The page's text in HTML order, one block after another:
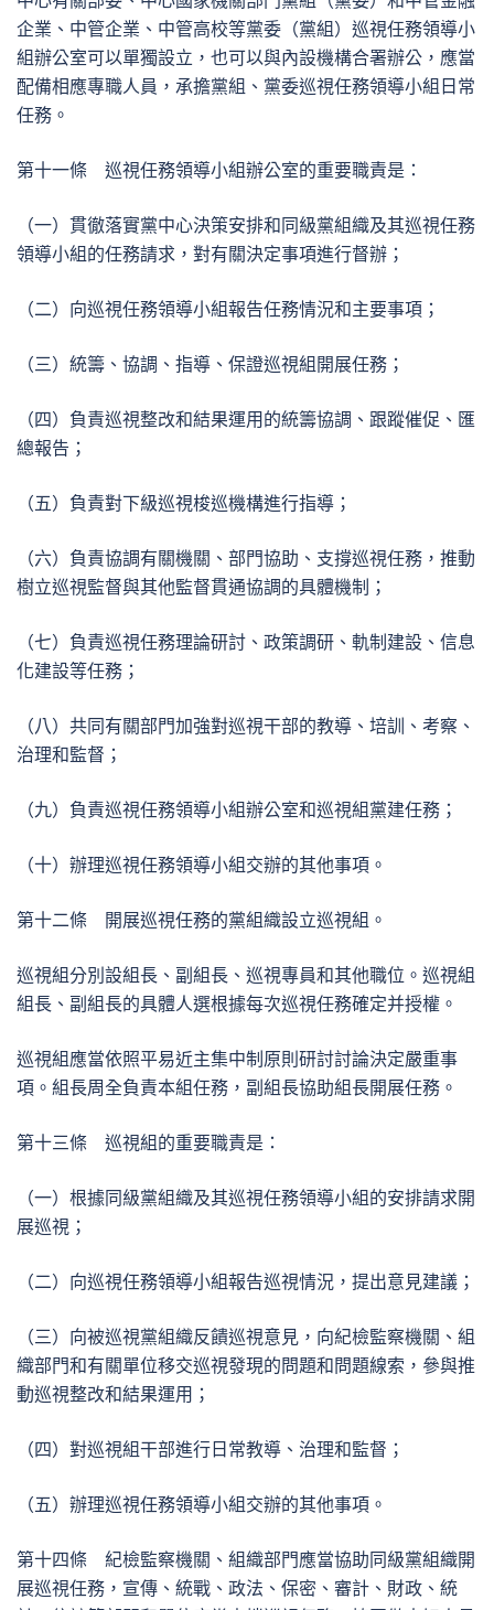
企業、中管企業、中管高校等黨委（黨組）巡視任務領導小
組辦公室可以單獨設立，也可以與內設機構合署辦公，應當
配備相應專職人員，承擔黨組、黨委巡視任務領導小組日常
任務。
第十一條 巡視任務領導小組辦公室的重要職責是：
（一）貫徹落實黨中心決策安排和同級黨組織及其巡視任務
領導小組的任務請求，對有關決定事項進行督辦；
（二）向巡視任務領導小組報告任務情況和主要事項；
（三）統籌、協調、指導、保證巡視組開展任務；
（四）負責巡視整改和結果運用的統籌協調、跟蹤催促、匯
總報告；
（五）負責對下級巡視梭巡機構進行指導；
（六）負責協調有關機關、部門協助、支撐巡視任務，推動
樹立巡視監督與其他監督貫通協調的具體機制；
（七）負責巡視任務理論研討、政策調研、軌制建設、信息
化建設等任務；
（八）共同有關部門加強對巡視干部的教導、培訓、考察、
治理和監督；
（九）負責巡視任務領導小組辦公室和巡視組黨建任務；
（十）辦理巡視任務領導小組交辦的其他事項。
第十二條 開展巡視任務的黨組織設立巡視組。
巡視組分別設組長、副組長、巡視專員和其他職位。巡視組
組長、副組長的具體人選根據每次巡視任務確定并授權。
巡視組應當依照平易近主集中制原則研討討論決定嚴重事
項。組長周全負責本組任務，副組長協助組長開展任務。
第十三條 巡視組的重要職責是：
（一）根據同級黨組織及其巡視任務領導小組的安排請求開
展巡視；
（二）向巡視任務領導小組報告巡視情況，提出意見建議；
（三）向被巡視黨組織反饋巡視意見，向紀檢監察機關、組
織部門和有關單位移交巡視發現的問題和問題線索，參與推
動巡視整改和結果運用；
（四）對巡視組干部進行日常教導、治理和監督；
（五）辦理巡視任務領導小組交辦的其他事項。
第十四條 紀檢監察機關、組織部門應當協助同級黨組織開
展巡視任務，宣傳、統戰、政法、保密、審計、財政、統